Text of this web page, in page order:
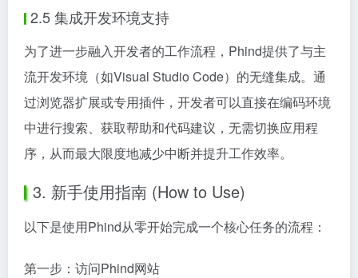
2.5 集成开发环境支持
为了进一步融入开发者的工作流程，Phind提供了与主
流开发环境（如Visual Studio Code）的无缝集成。通
过浏览器扩展或专用插件，开发者可以直接在编码环境
中进行搜索、获取帮助和代码建议，无需切换应用程
序，从而最大限度地减少中断并提升工作效率。
3. 新手使用指南 (How to Use)
以下是使用Phind从零开始完成一个核心任务的流程：
第一步：访问Phind网站